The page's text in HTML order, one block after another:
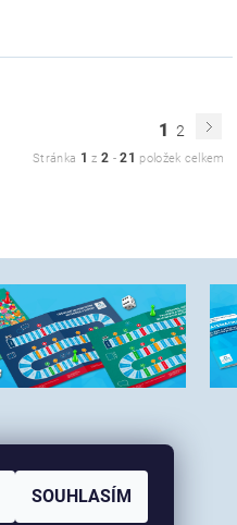
1 2
Stránka 1 z2 -21 položek celkem
SOUHLASÍM